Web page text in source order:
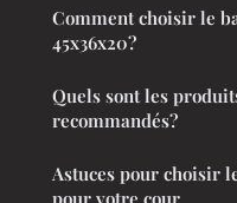
Comment choisir le
45x36x20?
Quels sont les
recommandés?
Astuces pour choisir
pour votre cour